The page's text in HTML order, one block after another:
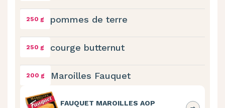
250 g pommes de terre
250 g courge butternut
200 g Maroilles Fauquet
FAUQUET MAROILLES AOP